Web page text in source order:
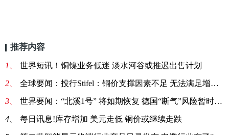
推荐内容
1、 世界短讯！铜镍业务低迷 淡水河谷或推迟出售计划
2、 全球要闻：投行Stifel：铜价支撑因素不足 无法满足增长需求
3、 世界要闻：“北溪1号” 将如期恢复 德国“断气”风险暂时消除
4、 每日讯息!库存增加 美元走低 铜价或继续走跌